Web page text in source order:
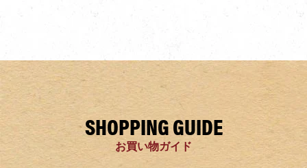
SHOPPING GUIDE
お買い物ガイド